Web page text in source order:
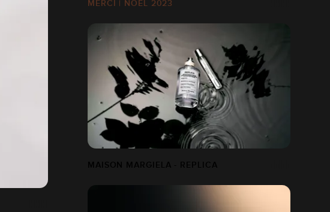
MERCI | NOËL 2023
MAISON MARGIELA - REPLICA